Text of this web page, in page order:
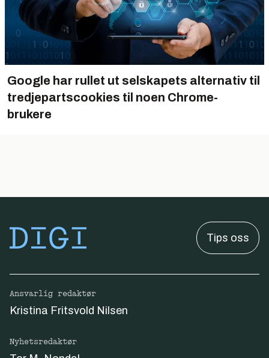
Google har rullet ut selskapets alternativ til
tredjepartscookies til noen Chrome-
brukere
Tips oss
Ansvarlig redaktør
Kristina Fritsvold Nilsen
Nyhetsredaktør